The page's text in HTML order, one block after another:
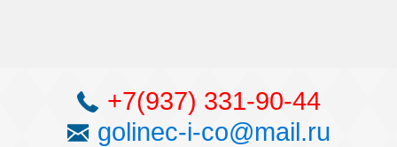
+7(937) 331-90-44
golinec-i-co@mail.ru